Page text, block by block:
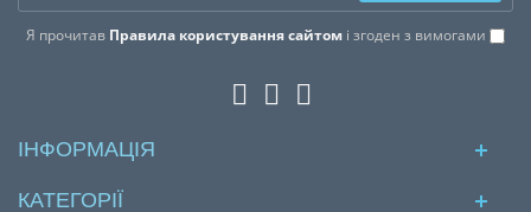
Я прочитав Правила користування сайтом і згоден з вимогами
ІНФОРМАЦІЯ
КАТЕГОРІЇ